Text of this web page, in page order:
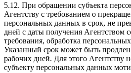
5.12. При обращении субъекта
Агентству с требованием о
персональных данных в срок, не
дней с даты получения Агентством
требования, обработка
Указанный срок может быть
рабочих дней. Для этого Агентству
субъекту персональных данных